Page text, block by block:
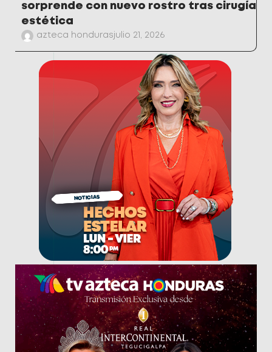
sorprende con nuevo rostro tras cirugía
estética
azteca honduras julio 21, 2026